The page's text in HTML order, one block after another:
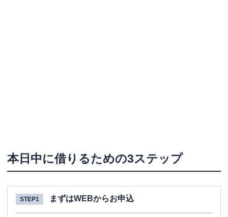
本日中に借りるための3ステップ
STEP1 まずはWEBからお申込